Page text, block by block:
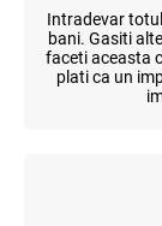
Intradevar
bani. Gasiti
faceti aceasta
plati ca un